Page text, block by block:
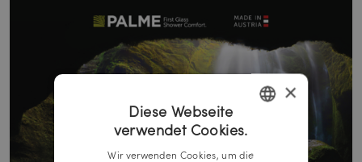
GERMAN
×
Diese Webseite
verwendet Cookies.
Wir verwenden Cookies, um die